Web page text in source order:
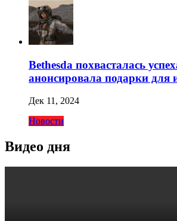
Bethesda похвасталась
анонсировала подарки для
Дек 11, 2024
Новости
Видео дня